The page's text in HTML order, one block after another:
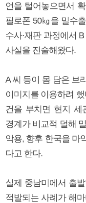
언을 털어놓으면서
필로폰 50㎏을 밀수
수사·재판 과정에서
사실을 진술해왔다.
A 씨 등이 몸 담은 브
이미지를 이용하려
건을 부치면 현지 세
경계가 비교적 덜해
악용, 향후 한국을 마
다고 한다.
실제 중남미에서 출
적발되는 사례가 해